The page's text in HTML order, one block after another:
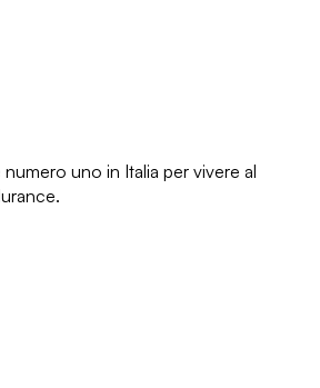
uno in Italia per vivere al